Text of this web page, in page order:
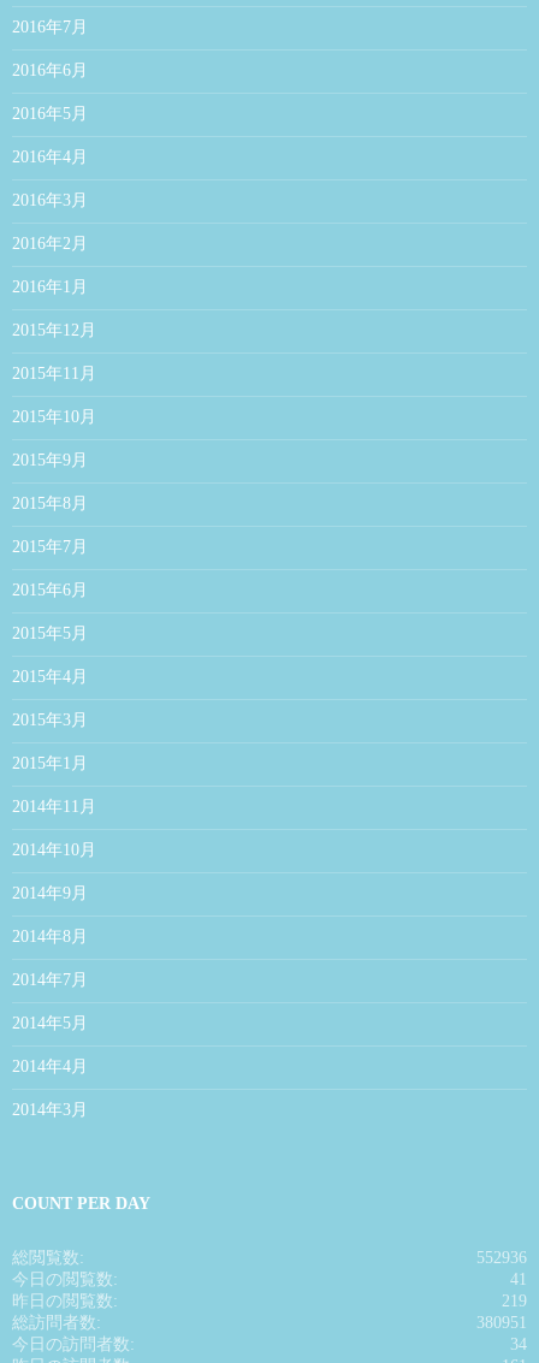
2016年7月
2016年6月
2016年5月
2016年4月
2016年3月
2016年2月
2016年1月
2015年12月
2015年11月
2015年10月
2015年9月
2015年8月
2015年7月
2015年6月
2015年5月
2015年4月
2015年3月
2015年1月
2014年11月
2014年10月
2014年9月
2014年8月
2014年7月
2014年5月
2014年4月
2014年3月
COUNT PER DAY
552936
総閲覧数:
41
今日の閲覧数:
219
昨日の閲覧数:
380951
総訪問者数:
34
今日の訪問者数: